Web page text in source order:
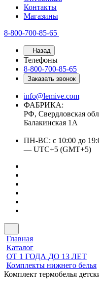
Контакты
Магазины
8-800-700-85-65
Назад
Телефоны
8-800-700-85-65
Заказать звонок
info@lemive.com
ФАБРИКА:
РФ, Свердловская
Балакинская 1А
ПН-ВС: с 10:00 до
— UTC+5 (GMT+5)
Главная
Каталог
ОТ 1 ГОДА ДО 13 ЛЕТ
Комплекты нижнего белья
Комплект термобелья